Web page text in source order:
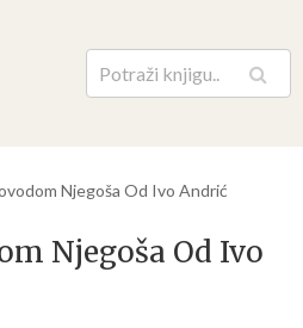
Pretraga
Njegoša Od Ivo Andrić
Njegoša Od Ivo